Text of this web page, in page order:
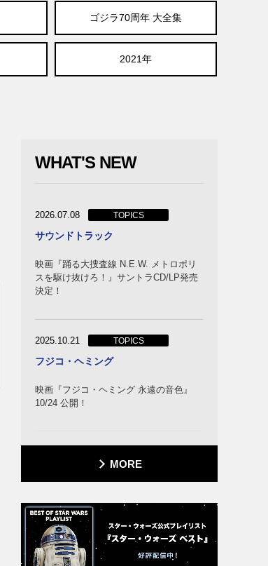
ゴジラ70周年 大全集
2021年
WHAT'S NEW
2026.07.08 TOPICS
サウンドトラック
映画『踊る大捜査線 N.E.W. メトロポリ
スを駆け抜けろ！』サントラCD/LP発売
決定！
2025.10.21 TOPICS
フジコ・ヘミング
映画『フジコ・ヘミング 永遠の音色』
10/24 公開！
MORE